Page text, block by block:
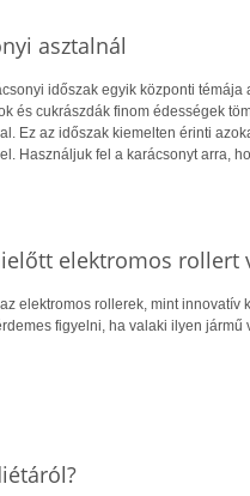
asztalnál
időszak egyik központi témája
és cukrászdák finom édességek
Ez az időszak kiemelten érinti
Használjuk fel a karácsonyt arra,
elektromos rollert
elektromos rollerek, mint innovatív
figyelni, ha valaki ilyen jármű